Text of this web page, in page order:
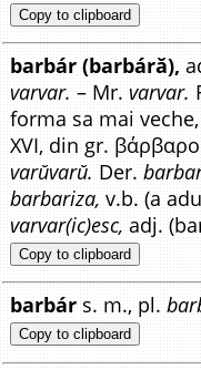
Copy to clipboard
barbár (barbáră),
varvar. – Mr. varvar.
forma sa mai
XVI, din gr.
varŭvarŭ. Der.
barbariza, v.b. (a
varvar(ic)esc, adj.
Copy to clipboard
barbár s. m., pl.
Copy to clipboard